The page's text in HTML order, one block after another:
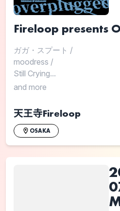
Fireloop presents
ガガ・スプート /
moodress /
Still Crying...
and more
天王寺Fireloop
OSAKA